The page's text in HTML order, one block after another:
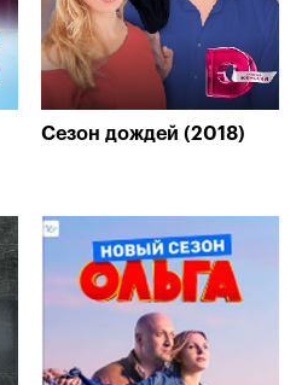
Сезон дождей (2018)